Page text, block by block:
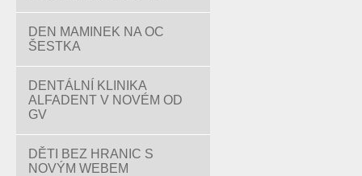
DEN MAMINEK NA OC
ŠESTKA
DENTÁLNÍ KLINIKA
ALFADENT V NOVÉM OD
GV
DĚTI BEZ HRANIC S
NOVÝM WEBEM